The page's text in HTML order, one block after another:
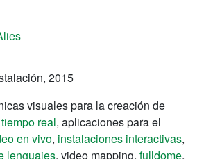
2015
visuales para la creación de
tiempo real, aplicaciones para el
en vivo, instalaciones interactivas,
lenguajes, video mapping, fulldome,